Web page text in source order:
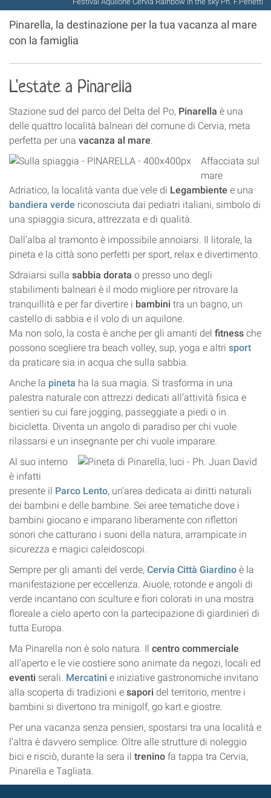
Pinarella, la destinazione per la tua vacanza al mare
con la famiglia
L'estate a Pinarella
Stazione sud del parco del Delta del Po, Pinarella è una
delle quattro località balneari del comune di Cervia, meta
perfetta per una vacanza al mare.
Affacciata sul
mare
Adriatico, la località vanta due vele di Legambiente e una
bandiera verde riconosciuta dai pediatri italiani, simbolo di
una spiaggia sicura, attrezzata e di qualità.
Dall’alba al tramonto è impossibile annoiarsi. Il litorale, la
pineta e la città sono perfetti per sport, relax e divertimento.
Sdraiarsi sulla sabbia dorata o presso uno degli
stabilimenti balneari è il modo migliore per ritrovare la
tranquillità e per far divertire i bambini tra un bagno, un
castello di sabbia e il volo di un aquilone.
Ma non solo, la costa è anche per gli amanti del fitness che
possono scegliere tra beach volley, sup, yoga e altri sport
da praticare sia in acqua che sulla sabbia.
Anche la pineta ha la sua magia. Si trasforma in una
palestra naturale con attrezzi dedicati all’attività fisica e
sentieri su cui fare jogging, passeggiate a piedi o in
bicicletta. Diventa un angolo di paradiso per chi vuole
rilassarsi e un insegnante per chi vuole imparare.
Al suo interno
è infatti
presente il Parco Lento, un’area dedicata ai diritti naturali
dei bambini e delle bambine. Sei aree tematiche dove i
bambini giocano e imparano liberamente con riflettori
sonori che catturano i suoni della natura, arrampicate in
sicurezza e magici caleidoscopi.
Sempre per gli amanti del verde, Cervia Città Giardino è la
manifestazione per eccellenza. Aiuole, rotonde e angoli di
verde incantano con sculture e fiori colorati in una mostra
floreale a cielo aperto con la partecipazione di giardinieri di
tutta Europa.
Ma Pinarella non è solo natura. Il centro commerciale
all'aperto e le vie costiere sono animate da negozi, locali ed
eventi serali. Mercatini e iniziative gastronomiche invitano
alla scoperta di tradizioni e sapori del territorio, mentre i
bambini si divertono tra minigolf, go kart e giostre.
Per una vacanza senza pensieri, spostarsi tra una località e
l’altra è davvero semplice. Oltre alle strutture di noleggio
bici e risciò, durante la sera il trenino fa tappa tra Cervia,
Pinarella e Tagliata.